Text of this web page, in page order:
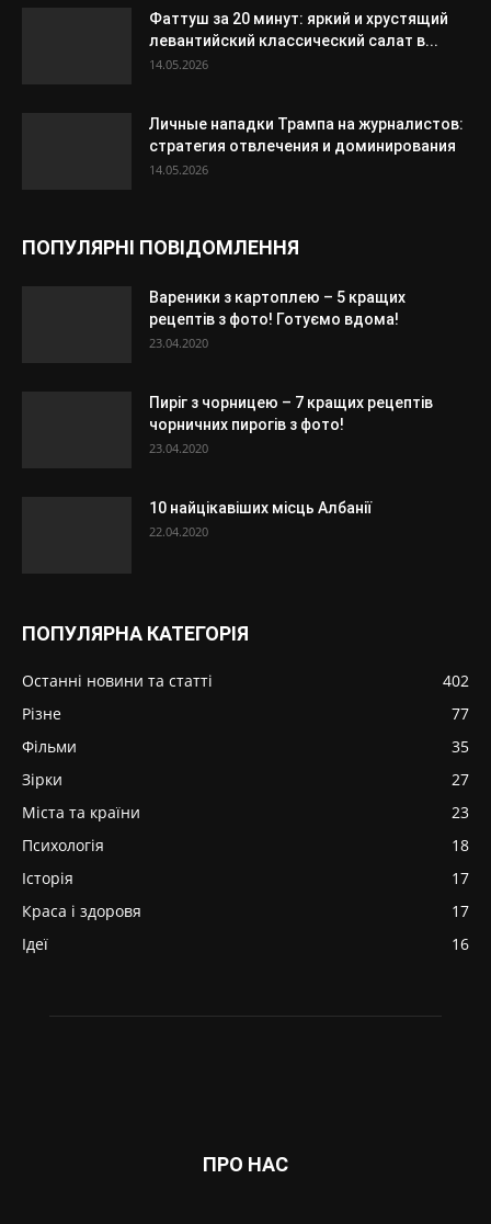
Фаттуш за 20 минут: яркий и хрустящий
левантийский классический салат в...
14.05.2026
Личные нападки Трампа на журналистов:
стратегия отвлечения и доминирования
14.05.2026
ПОПУЛЯРНІ ПОВІДОМЛЕННЯ
Вареники з картоплею – 5 кращих
рецептів з фото! Готуємо вдома!
23.04.2020
Пиріг з чорницею – 7 кращих рецептів
чорничних пирогів з фото!
23.04.2020
10 найцікавіших місць Албанії
22.04.2020
ПОПУЛЯРНА КАТЕГОРІЯ
Останні новини та статті
402
Різне
77
Фільми
35
Зірки
27
Міста та країни
23
Психологія
18
Історія
17
Краса і здоровя
17
Ідеї
16
ПРО НАС